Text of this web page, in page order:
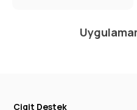
Cigit Destek